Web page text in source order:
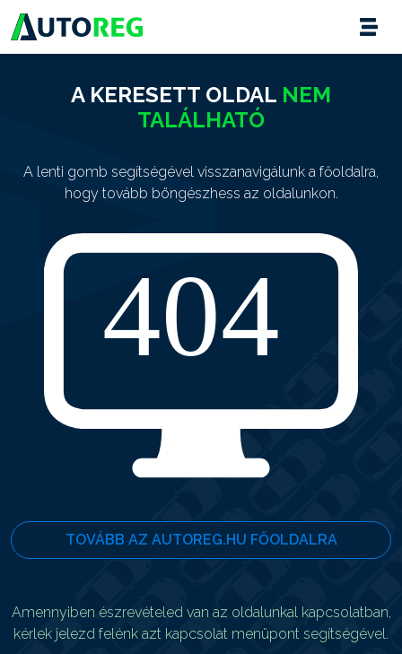
A KERESETT OLDAL NEM
TALÁLHATÓ
A lenti gomb segítségével visszanavigálunk a főoldalra,
hogy tovább böngészhess az oldalunkon.
TOVÁBB AZ AUTOREG.HU FŐOLDALRA
Amennyiben észrevételed van az oldalunkal kapcsolatban,
kérlek jelezd felénk azt kapcsolat menüpont segítségével.